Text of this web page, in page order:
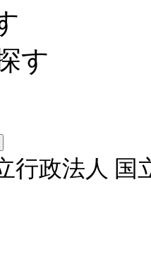
す
行政法人 国